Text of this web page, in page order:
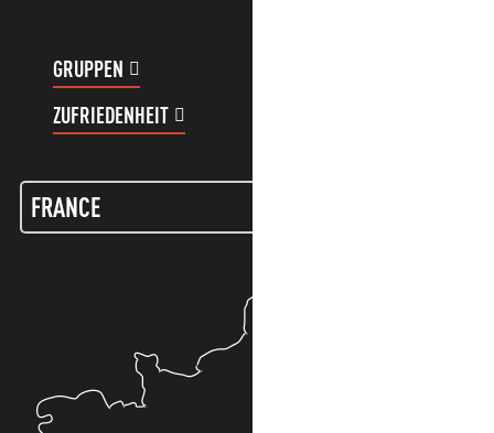
GRUPPEN
ZUFRIEDENHEIT